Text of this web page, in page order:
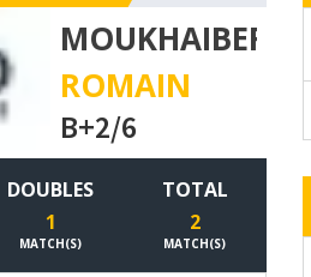
MOUKHAIBER
ROMAIN
B+2/6
DOUBLES
1
MATCH(S)
TOTAL
2
MATCH(S)